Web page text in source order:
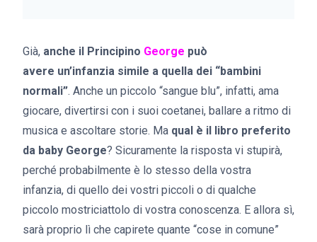
Già, anche il Principino George può
avere un’infanzia simile a quella dei “bambini
normali”. Anche un piccolo “sangue blu”, infatti, ama
giocare, divertirsi con i suoi coetanei, ballare a ritmo di
musica e ascoltare storie. Ma qual è il libro preferito
da baby George? Sicuramente la risposta vi stupirà,
perché probabilmente è lo stesso della vostra
infanzia, di quello dei vostri piccoli o di qualche
piccolo mostriciattolo di vostra conoscenza. E allora sì,
sarà proprio lì che capirete quante “cose in comune”